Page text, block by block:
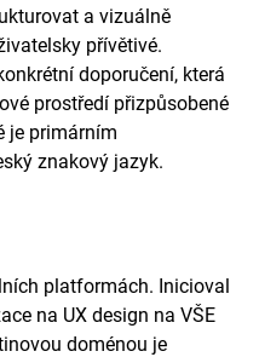
a vizuálně
přívětivé.
doporučení, která
prostředí přizpůsobené
je primárním
znakový jazyk.
platformách. Inicioval
na UX design na VŠE
doménou je